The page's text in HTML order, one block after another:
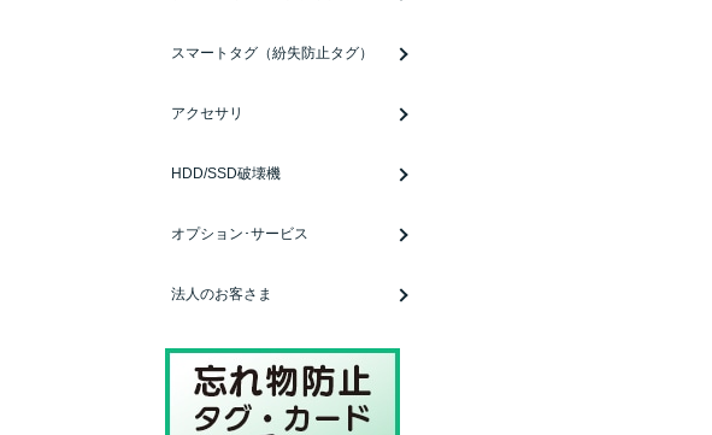
スマートタグ（紛失防止タグ）
アクセサリ
HDD/SSD破壊機
オプション･サービス
法人のお客さま